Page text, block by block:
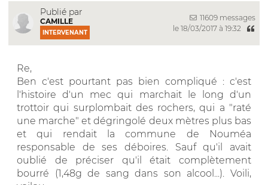
Publié par
CAMILLE
INTERVENANT
11609 messages
le 18/03/2017 à 19:32
Re,
Ben c'est pourtant pas bien compliqué : c'est
l'histoire d'un mec qui marchait le long d'un
trottoir qui surplombait des rochers, qui a "raté
une marche" et dégringolé deux mètres plus bas
et qui rendait la commune de Nouméa
responsable de ses déboires. Sauf qu'il avait
oublié de préciser qu'il était complètement
bourré (1,48g de sang dans son alcool...). Voili,